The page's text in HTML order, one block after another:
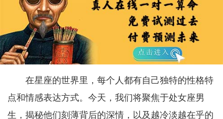
在星座的世界里，每个人都有自己独特的性格特
点和情感表达方式。今天，我们将聚焦于处女座男
生，揭秘他们刻薄背后的深情，以及越冷淡越在乎的